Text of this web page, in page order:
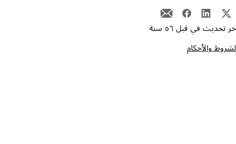
تحديث في قبل ٥٦ سنة
والأحكام